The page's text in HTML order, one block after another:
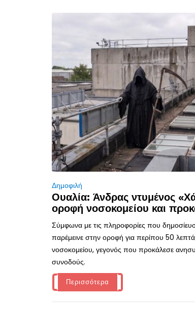
Δημοφιλή
Ουαλία: Άνδρας ντυμένος
οροφή νοσοκομείου και
Σύμφωνα με τις πληροφορίες που
παρέμεινε στην οροφή για περίπου 50
νοσοκομείου, γεγονός που προκάλεσε
συνοδούς.
Περισσότερα